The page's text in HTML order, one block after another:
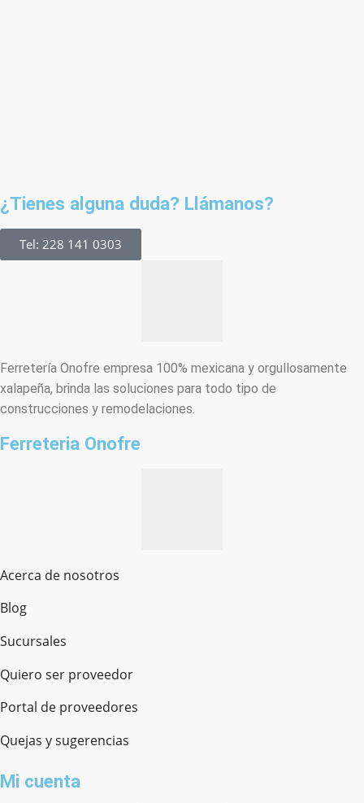
¿Tienes alguna duda? Llámanos?
Tel: 228 141 0303
Ferretería Onofre empresa 100% mexicana y orgullosamente
xalapeña, brinda las soluciones para todo tipo de
construcciones y remodelaciones.
Ferreteria Onofre
Acerca de nosotros
Blog
Sucursales
Quiero ser proveedor
Portal de proveedores
Quejas y sugerencias
Mi cuenta